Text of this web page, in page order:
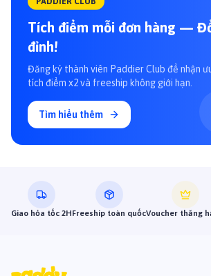
Tích điểm mỗi đơn hàng —
đỉnh!
Đăng ký thành viên Paddier Club để nhận
tích điểm x2 và freeship không giới hạn.
Tìm hiểu thêm
Giao hỏa tốc 2HFreeship toàn quốcVoucher thăng